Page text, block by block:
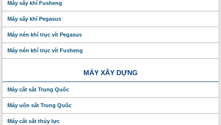
Máy sấy khí Fusheng
Máy sấy khí Pegasus
Máy nén khí trục vít Pegasus
Máy nén khí trục vít Fusheng
MÁY XÂY DỰNG
Máy cắt sắt Trung Quốc
Máy uốn sắt Trung Quốc
Máy cắt sắt thủy lực